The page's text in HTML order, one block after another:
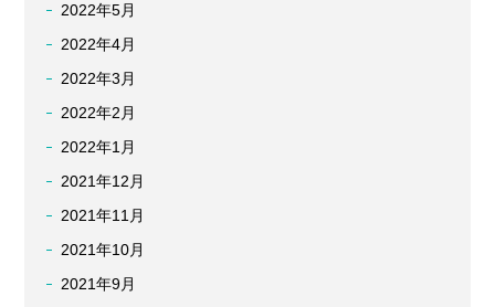
2022年5月
2022年4月
2022年3月
2022年2月
2022年1月
2021年12月
2021年11月
2021年10月
2021年9月